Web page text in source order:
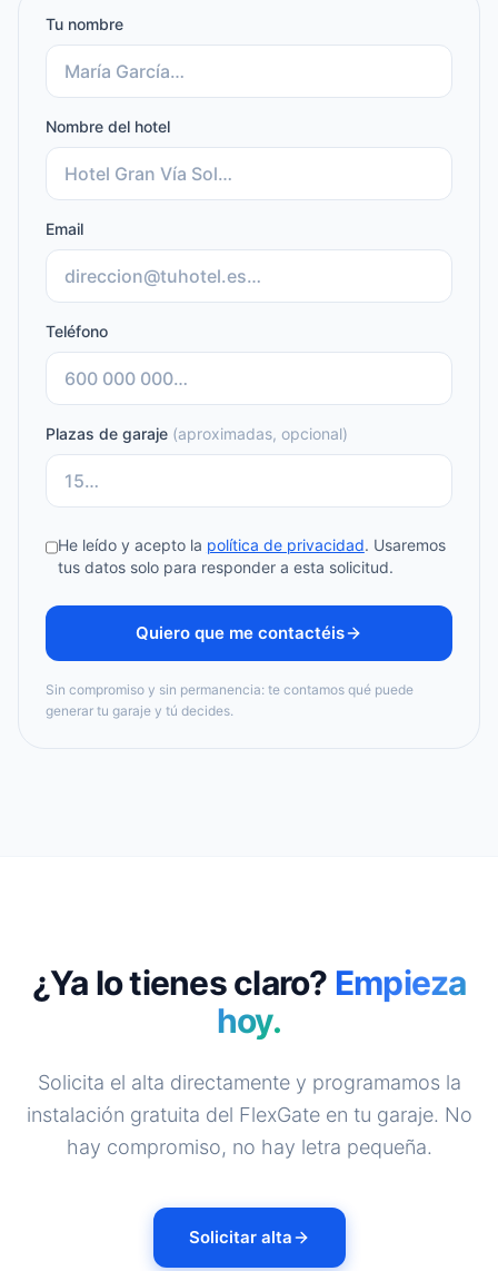
Tu nombre
Nombre del hotel
Email
Teléfono
Plazas de garaje (aproximadas, opcional)
rellenes
este
campo
He leído y acepto la política de privacidad. Usaremos
tus datos solo para responder a esta solicitud.
Quiero que me contactéis
Sin compromiso y sin permanencia: te contamos qué puede
generar tu garaje y tú decides.
¿Ya lo tienes claro? Empieza
hoy.
Solicita el alta directamente y programamos la
instalación gratuita del FlexGate en tu garaje. No
hay compromiso, no hay letra pequeña.
Solicitar alta